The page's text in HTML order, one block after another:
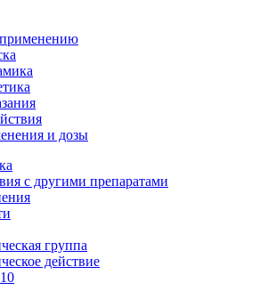
и дозы
с другими препаратами
группа
действие